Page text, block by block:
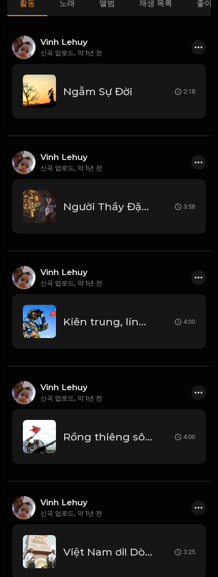
활동 노래 앨범 재생 목록 좋아
Vinh Lehuy
신곡 업로드, 약 1년 전
Ngẫm Sự Đời 2:18
Vinh Lehuy
신곡 업로드, 약 1년 전
Người Thầy Đặc Tình – Hào Khí Không Phai 3:58
Vinh Lehuy
신곡 업로드, 약 1년 전
Kiên trung, lính đảo Sinh Tồn 4:00
Vinh Lehuy
신곡 업로드, 약 1년 전
Rồng thiêng sông nước 4:00
Vinh Lehuy
신곡 업로드, 약 1년 전
Việt Nam ơi! Dòng máu Lạc Hồng! 3:25